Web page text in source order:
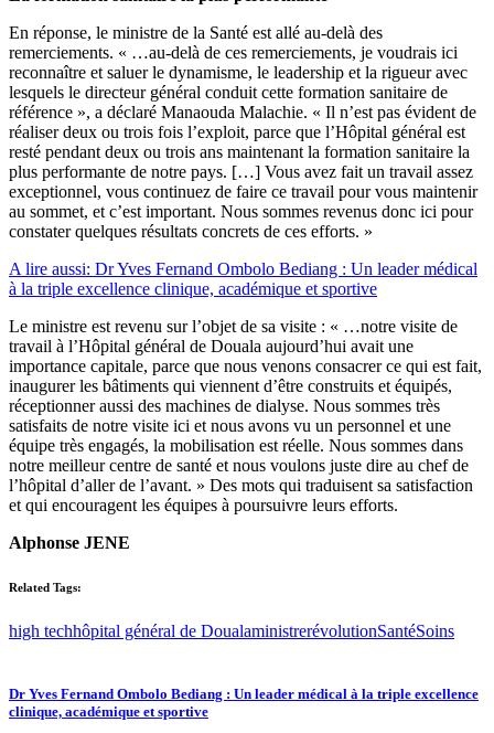
En réponse, le ministre de la Santé est allé au-delà des
remerciements. « …au-delà de ces remerciements, je voudrais ici
reconnaître et saluer le dynamisme, le leadership et la rigueur avec
lesquels le directeur général conduit cette formation sanitaire de
référence », a déclaré Manaouda Malachie. « Il n’est pas évident de
réaliser deux ou trois fois l’exploit, parce que l’Hôpital général est
resté pendant deux ou trois ans maintenant la formation sanitaire la
plus performante de notre pays. […] Vous avez fait un travail assez
exceptionnel, vous continuez de faire ce travail pour vous maintenir
au sommet, et c’est important. Nous sommes revenus donc ici pour
constater quelques résultats concrets de ces efforts. »
A lire aussi: Dr Yves Fernand Ombolo Bediang : Un leader médical
à la triple excellence clinique, académique et sportive
Le ministre est revenu sur l’objet de sa visite : « …notre visite de
travail à l’Hôpital général de Douala aujourd’hui avait une
importance capitale, parce que nous venons consacrer ce qui est fait,
inaugurer les bâtiments qui viennent d’être construits et équipés,
réceptionner aussi des machines de dialyse. Nous sommes très
satisfaits de notre visite ici et nous avons vu un personnel et une
équipe très engagés, la mobilisation est réelle. Nous sommes dans
notre meilleur centre de santé et nous voulons juste dire au chef de
l’hôpital d’aller de l’avant. » Des mots qui traduisent sa satisfaction
et qui encouragent les équipes à poursuivre leurs efforts.
Alphonse JENE
Related Tags:
high techhôpital général de DoualaministrerévolutionSantéSoins
Dr Yves Fernand Ombolo Bediang : Un leader médical à la triple excellence
clinique, académique et sportive